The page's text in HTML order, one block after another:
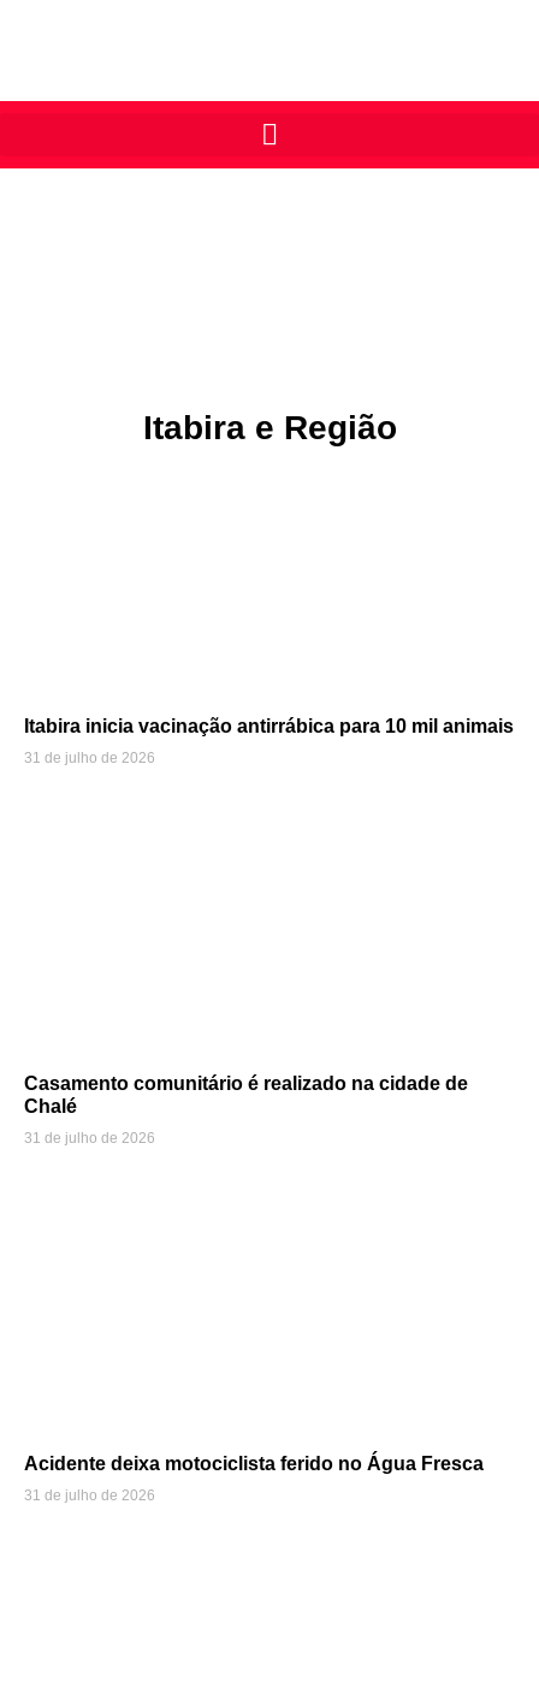
Itabira e Região
Itabira inicia vacinação antirrábica para 10 mil animais
31 de julho de 2026
Casamento comunitário é realizado na cidade de
Chalé
31 de julho de 2026
Acidente deixa motociclista ferido no Água Fresca
31 de julho de 2026